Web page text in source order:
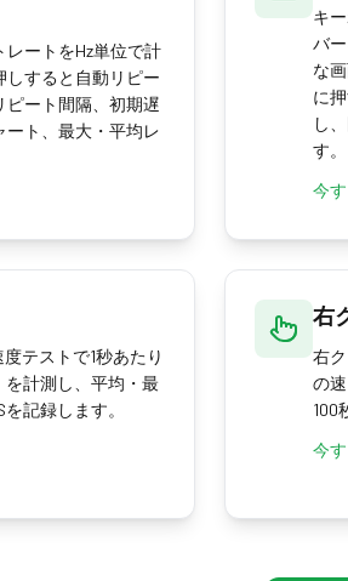
ートをHz単位で計
すると自動リピー
ピート間隔、初期遅
ト、最大・平均レ
キ
バ
な
に
し
す。
今
テストで1秒あたり
を計測し、平均・最
記録します。
右
右
の
100
今